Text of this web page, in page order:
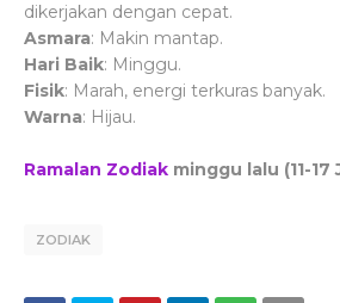
dikerjakan dengan cepat.
Asmara: Makin mantap.
Hari Baik: Minggu.
Fisik: Marah, energi terkuras banyak.
Warna: Hijau.
Ramalan Zodiak minggu lalu (11-17
ZODIAK